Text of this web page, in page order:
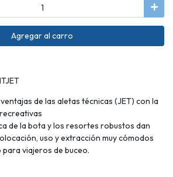
Agregar al carro
de las aletas técnicas (JET) con la
de la bota y los resortes robustos dan
uso y extracción muy cómodos
viajeros de buceo.